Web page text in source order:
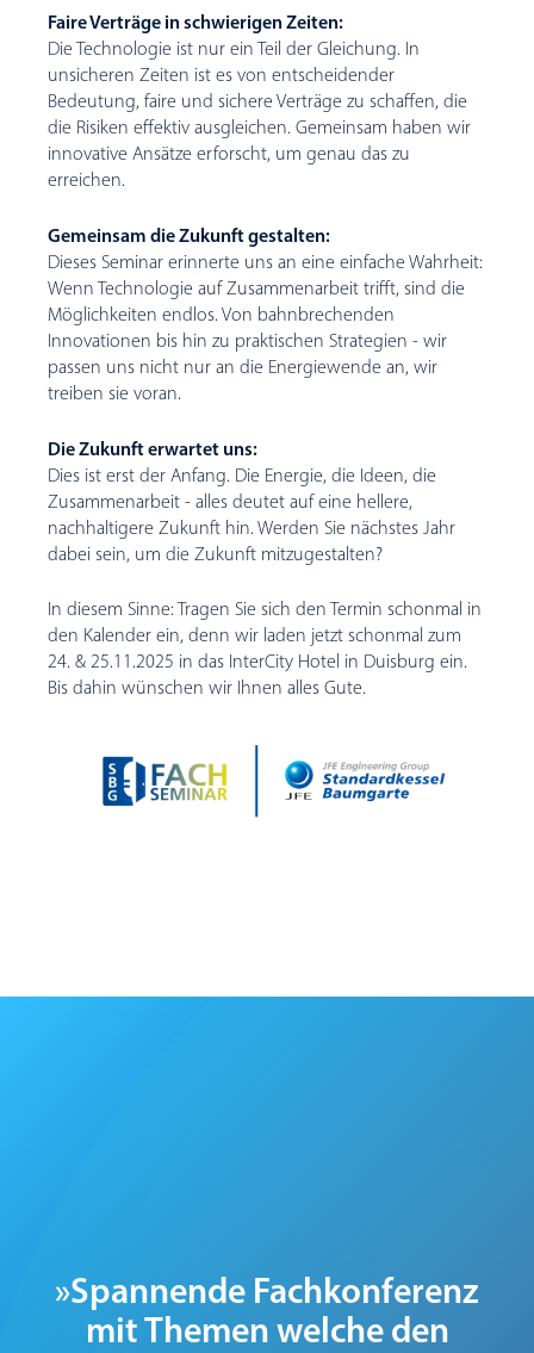
Faire Verträge in schwierigen Zeiten:
Die Technologie ist nur ein Teil der Gleichung. In
unsicheren Zeiten ist es von entscheidender
Bedeutung, faire und sichere Verträge zu schaffen, die
die Risiken effektiv ausgleichen. Gemeinsam haben wir
innovative Ansätze erforscht, um genau das zu
erreichen.
Gemeinsam die Zukunft gestalten:
Dieses Seminar erinnerte uns an eine einfache Wahrheit:
Wenn Technologie auf Zusammenarbeit trifft, sind die
Möglichkeiten endlos. Von bahnbrechenden
Innovationen bis hin zu praktischen Strategien - wir
passen uns nicht nur an die Energiewende an, wir
treiben sie voran.
Die Zukunft erwartet uns:
Dies ist erst der Anfang. Die Energie, die Ideen, die
Zusammenarbeit - alles deutet auf eine hellere,
nachhaltigere Zukunft hin. Werden Sie nächstes Jahr
dabei sein, um die Zukunft mitzugestalten?
In diesem Sinne: Tragen Sie sich den Termin schonmal in
den Kalender ein, denn wir laden jetzt schonmal zum
24. & 25.11.2025 in das InterCity Hotel in Duisburg ein.
Bis dahin wünschen wir Ihnen alles Gute.
»Spannende Fachkonferenz
mit Themen welche den